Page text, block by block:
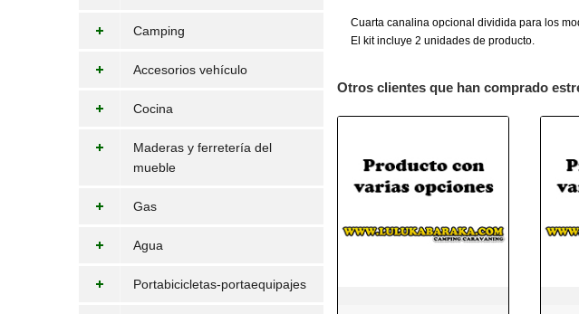
Camping
Accesorios vehículo
Cocina
Maderas y ferretería del
mueble
Gas
Agua
Portabicicletas-portaequipajes
Cuarta canalina opcional dividida para los
El kit incluye 2 unidades de producto.
Otros clientes que han comprado